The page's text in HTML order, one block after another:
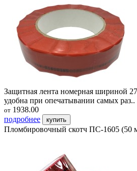
Защитная лента номерная шириной
удобна при опечатывании самых раз..
от 1938.00
подробнее
купить
Пломбировочный скотч ПС-1605 (50